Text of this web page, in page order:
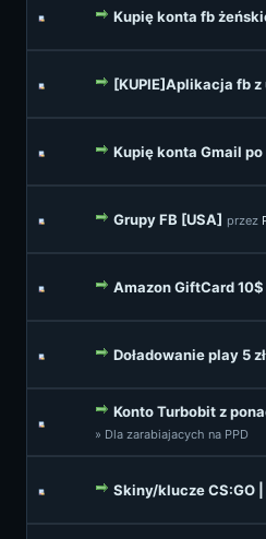
Kupię konta fb
[KUPIE]Aplikacja fb
Kupię konta Gmail
Grupy FB [USA] przez
Amazon GiftCard 10$
Doładowanie play 5
Konto Turbobit z
» Dla zarabiajacych na PPD
Skiny/klucze CS:GO |